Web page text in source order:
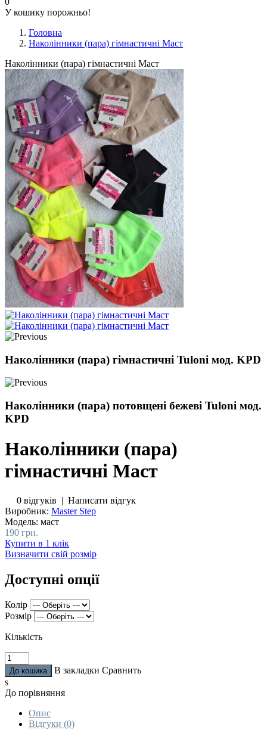
У кошику порожньо!
Головна
Наколінники (пара) гімнастичні Маст
Наколінники (пара) гімнастичні Маст
Наколінники (пара) гімнастичні Tuloni мод. KPD
Наколінники (пара) потовщені бежеві Tuloni мод.
KPD
Наколінники (пара)
гімнастичні Маст
0 відгуків | Написати відгук
Виробник: Master Step
Модель: маст
190 грн.
Купити в 1 клік
Визначити свій розмір
Доступні опції
Колір
Розмір
Кількість
В закладки Сравнить
s
До порівняння
Опис
Відгуки (0)